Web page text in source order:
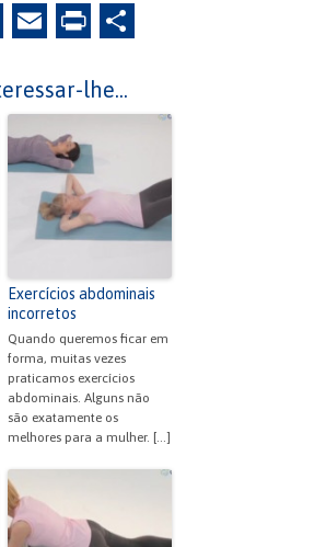
W
at
s
A
E
ai
l
Pr
tF
ri
e
n
dl
h
lhe...
Exercícios abdominais
incorretos
Quando queremos ficar em
forma, muitas vezes
praticamos exercícios
abdominais. Alguns não
são exatamente os
melhores para a mulher. […]